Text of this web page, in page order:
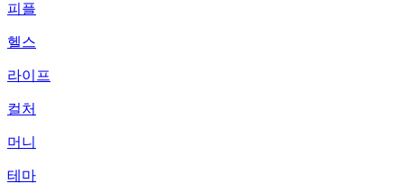
피플
헬스
라이프
컬처
머니
테마